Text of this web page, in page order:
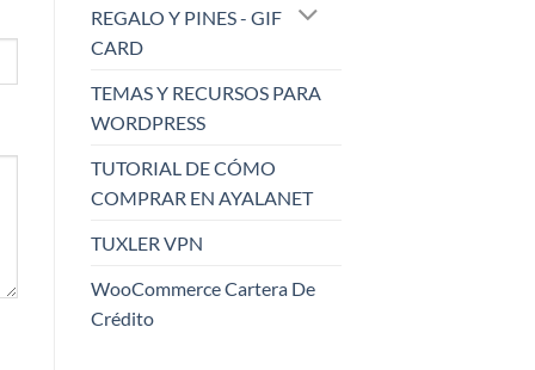
REGALO Y PINES - GIF
CARD
TEMAS Y RECURSOS PARA
WORDPRESS
TUTORIAL DE CÓMO
COMPRAR EN AYALANET
TUXLER VPN
WooCommerce Cartera De
Crédito